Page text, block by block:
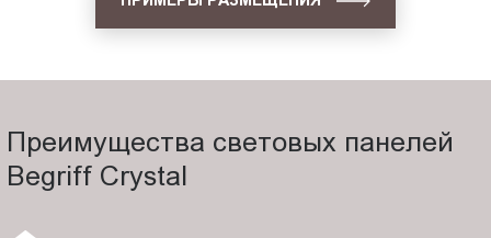
Преимущества световых панелей
Begriff Crystal